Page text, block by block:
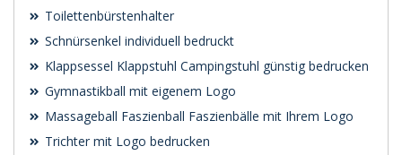
Toilettenbürstenhalter
Schnürsenkel individuell bedruckt
Klappsessel Klappstuhl Campingstuhl günstig bedrucken
Gymnastikball mit eigenem Logo
Massageball Faszienball Faszienbälle mit Ihrem Logo
Trichter mit Logo bedrucken